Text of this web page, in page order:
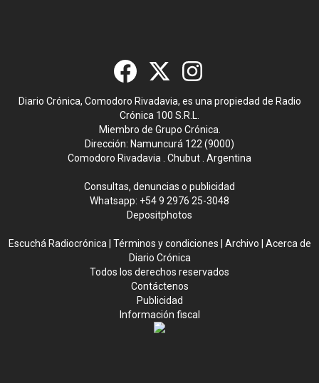
Diario Crónica, Comodoro Rivadavia, es una propiedad de Radio
Crónica 100 S.R.L.
Miembro de Grupo Crónica.
Dirección: Namuncurá 122 (9000)
Comodoro Rivadavia . Chubut . Argentina
Consultas, denuncias o publicidad
Whatsapp: +54 9 2976 25-3048
Depositphotos
Escuchá Radiocrónica Términos y condiciones Archivo
Acerca de
Diario Crónica
Todos los derechos reservados
Contáctenos
Publicidad
Información fiscal